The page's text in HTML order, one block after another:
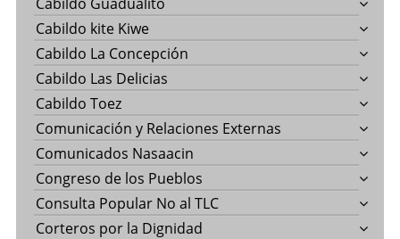
Cabildo kite Kiwe
Cabildo La Concepción
Cabildo Las Delicias
Cabildo Toez
Comunicación y Relaciones Externas
Comunicados Nasaacin
Congreso de los Pueblos
Consulta Popular No al TLC
Corteros por la Dignidad